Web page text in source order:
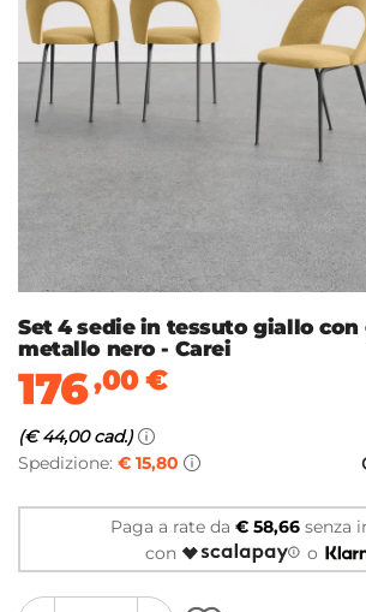
Set 4 sedie in tessuto giallo con
metallo nero - Carei
176,00€
(€ 44,00 cad.)
Spedizione: € 15,80
Paga a rate da € 58,66 senza
con
o